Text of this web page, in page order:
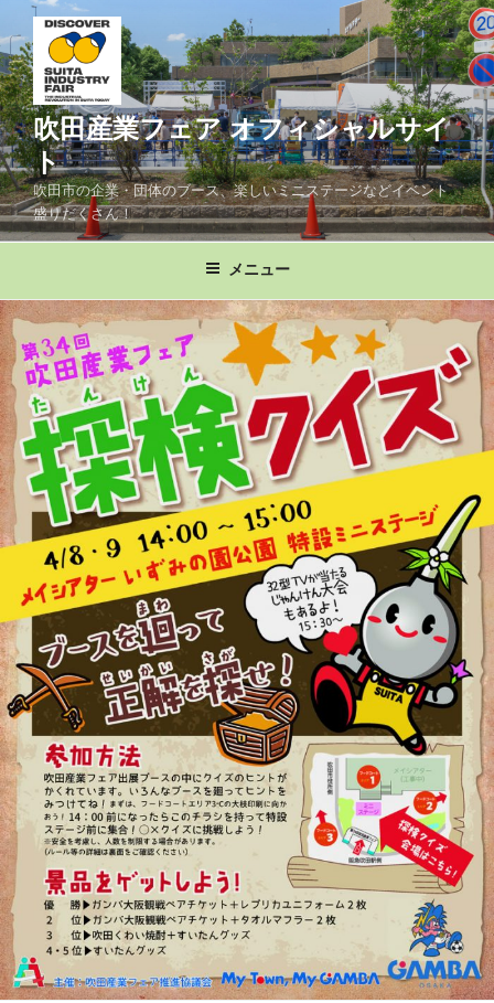
ン
テ
ン
ツ
へ
ス
キ
ッ
吹田産業フェア オフィシャルサイ
ト
吹田市の企業・団体のブース、楽しいミニステージなどイベント
盛りだくさん！
メニュー